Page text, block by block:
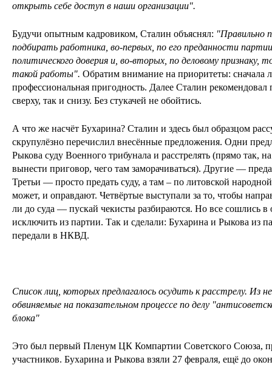
открыть себе доступ в наши организации".
Будучи опытным кадровиком, Сталин объяснял: "Правильно
подбирать работника, во-первых, по его преданности
политического доверия и, во-вторых, по деловому признаку,
такой работы". Обратим внимание на приоритеты: сначала
профессиональная пригодность. Далее Сталин рекомендовал
сверху, так и снизу. Без стукачей не обойтись.
А что же насчёт Бухарина? Сталин и здесь был образцом
скрупулёзно перечислил внесённые предложения. Одни
Рыкова суду Военного трибунала и расстрелять (прямо так,
вынести приговор, чего там заморачиваться). Другие —
Третьи — просто предать суду, а там – по литовской
может, и оправдают. Четвёртые выступали за то, чтобы
ли до суда — пускай чекисты разбираются. Но все сошлись в
исключить из партии. Так и сделали: Бухарина и Рыкова из
передали в НКВД.
Список лиц, которых предлагалось осудить к расстрелу. Из
обвиняемые на показательном процессе по делу
блока"
Это был первый Пленум ЦК Компартии Советского Союза,
участников. Бухарина и Рыкова взяли 27 февраля, ещё до